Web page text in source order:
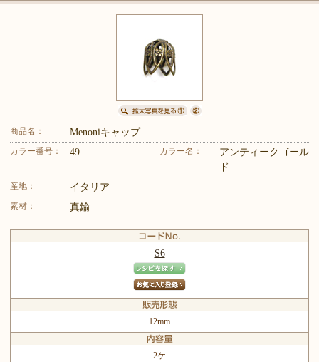
商品名： Menoniキャップ
カラー番号： 49 カラー名：
アンティークゴール
ド
産地： イタリア
素材： 真鍮
S6
12mm
2ケ